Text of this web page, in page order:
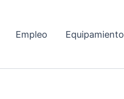
Empleo Equipamiento